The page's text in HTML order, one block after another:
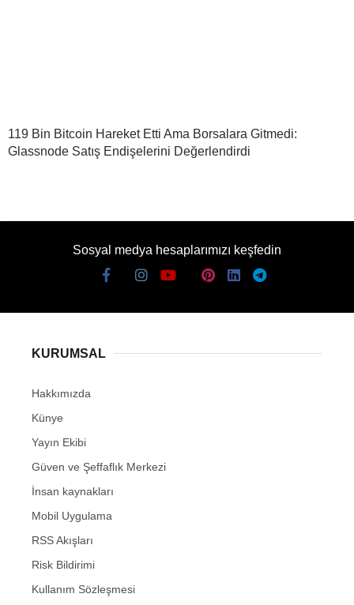
119 Bin Bitcoin Hareket Etti Ama Borsalara Gitmedi:
Glassnode Satış Endişelerini Değerlendirdi
Sosyal medya hesaplarımızı keşfedin
KURUMSAL
Hakkımızda
Künye
Yayın Ekibi
Güven ve Şeffaflık Merkezi
İnsan kaynakları
Mobil Uygulama
RSS Akışları
Risk Bildirimi
Kullanım Sözleşmesi